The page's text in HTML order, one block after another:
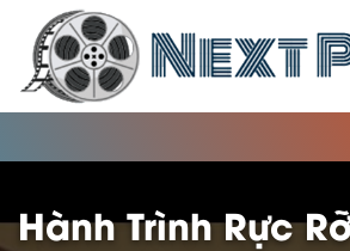
Hành Trình Rực